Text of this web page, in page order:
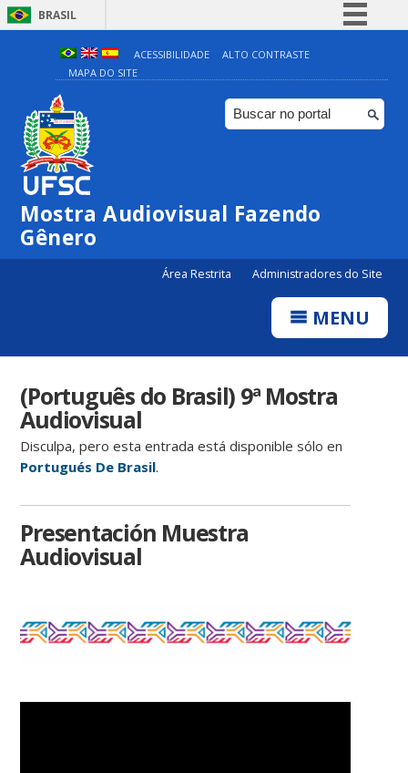
BRASIL
Simplifique!
Comunica BR
Participe
ACESSIBILIDADE
ALTO CONTRASTE
MAPA DO SITE
Mostra Audiovisual Fazendo
Gênero
Área Restrita Administradores do Site
MENU
(Português do Brasil) 9ª Mostra
Audiovisual
Disculpa, pero esta entrada está disponible sólo en
Portugués De Brasil.
Presentación Muestra
Audiovisual